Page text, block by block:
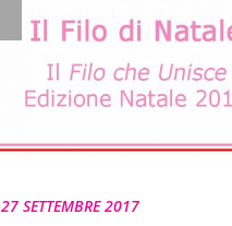
27 SETTEMBRE 2017